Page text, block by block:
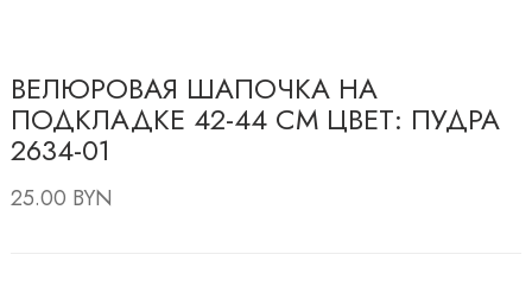
ВЕЛЮРОВАЯ ШАПОЧКА НА
ПОДКЛАДКЕ 42-44 СМ ЦВЕТ: ПУДРА
2634-01
25.00 BYN